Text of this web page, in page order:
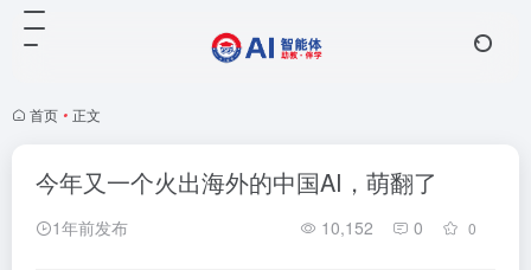
首页 • 正文
今年又一个火出海外的中国AI，萌翻了
1年前发布 10,152 0 0